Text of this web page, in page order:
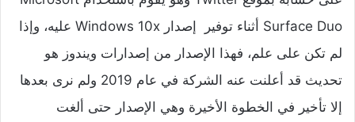
Surface Duo أثناء توفير إصدار Windows 10x عليه، وإذا
لم تكن على علم، فهذا الإصدار من إصدارات ويندوز هو
تحديث قد أعلنت عنه الشركة في عام 2019 ولم نرى بعدها
إلا تأخير في الخطوة الأخيرة وهي الإصدار حتى ألغت